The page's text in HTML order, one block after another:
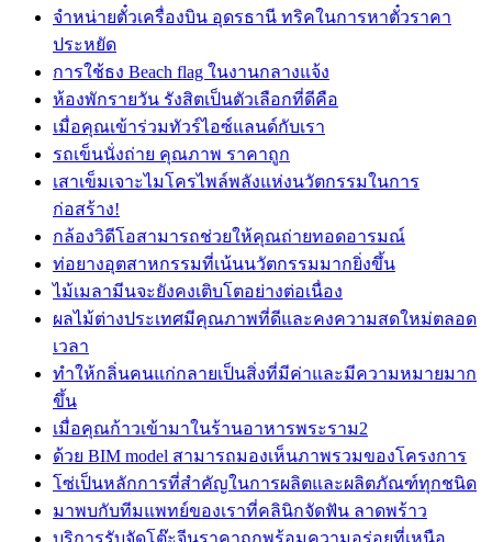
จำหน่ายตั๋วเครื่องบิน อุดรธานี ทริคในการหาตั๋วราคา
ประหยัด
การใช้ธง Beach flag ในงานกลางแจ้ง
ห้องพักรายวัน รังสิตเป็นตัวเลือกที่ดีคือ
เมื่อคุณเข้าร่วมทัวร์ไอซ์แลนด์กับเรา
รถเข็นนั่งถ่าย คุณภาพ ราคาถูก
เสาเข็มเจาะไมโครไพล์พลังแห่งนวัตกรรมในการ
ก่อสร้าง!
กล้องวิดีโอสามารถช่วยให้คุณถ่ายทอดอารมณ์
ท่อยางอุตสาหกรรมที่เน้นนวัตกรรมมากยิ่งขึ้น
ไม้เมลามีนจะยังคงเติบโตอย่างต่อเนื่อง
ผลไม้ต่างประเทศมีคุณภาพที่ดีและคงความสดใหม่ตลอด
เวลา
ทำให้กลิ่นคนแก่กลายเป็นสิ่งที่มีค่าและมีความหมายมาก
ขึ้น
เมื่อคุณก้าวเข้ามาในร้านอาหารพระราม2
ด้วย BIM model สามารถมองเห็นภาพรวมของโครงการ
โซ่เป็นหลักการที่สำคัญในการผลิตและผลิตภัณฑ์ทุกชนิด
มาพบกับทีมแพทย์ของเราที่คลินิกจัดฟัน ลาดพร้าว
บริการรับจัดโต๊ะจีนราคาถูกพร้อมความอร่อยที่เหนือ